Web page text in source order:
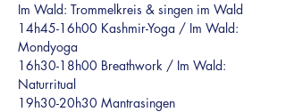
Im Wald: Trommelkreis & singen im Wald
14h45-16h00 Kashmir-Yoga / Im Wald:
Mondyoga
16h30-18h00 Breathwork / Im Wald:
Naturritual
19h30-20h30 Mantrasingen